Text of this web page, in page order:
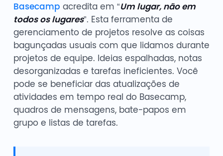
Basecamp acredita em “Um lugar, não em
todos os lugares”. Esta ferramenta de
gerenciamento de projetos resolve as coisas
bagunçadas usuais com que lidamos durante
projetos de equipe. Ideias espalhadas, notas
desorganizadas e tarefas ineficientes. Você
pode se beneficiar das atualizações de
atividades em tempo real do Basecamp,
quadros de mensagens, bate-papos em
grupo e listas de tarefas.